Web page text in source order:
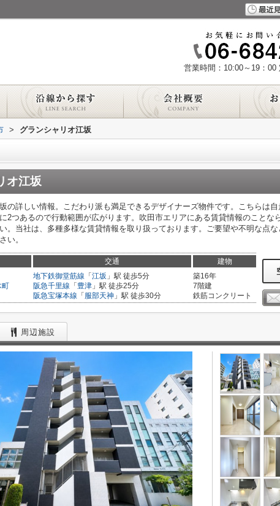
営業時間：10:00～19：00
> グランシャリオ江坂
オ江坂
の詳しい情報。こだわり派も満足できるデザイナーズ物件です。こちらは
2つあるので行動範囲が広がります。吹田市エリアにある賃貸情報のことな
。当社は、多種多様な賃貸情報を取り扱っております。ご要望や不明な点な
い。
交通 建物
町
地下鉄御堂筋線 「 江坂 」駅 徒歩5分
阪急千里線 「 豊津 」駅 徒歩25分
阪急宝塚本線 「 服部天神 」駅 徒歩30分
築16年
7階建
鉄筋コンクリート
周辺施設